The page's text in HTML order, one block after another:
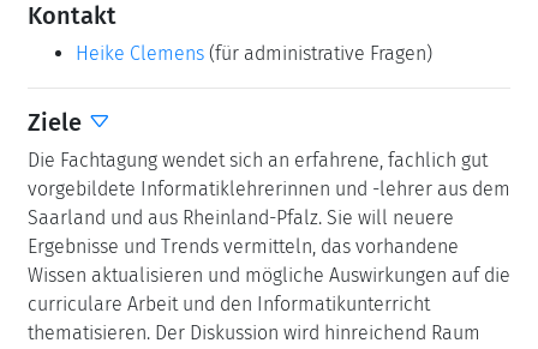
Kontakt
Heike Clemens (für administrative Fragen)
Ziele
Die Fachtagung wendet sich an erfahrene, fachlich gut
vorgebildete Informatiklehrerinnen und -lehrer aus dem
Saarland und aus Rheinland-Pfalz. Sie will neuere
Ergebnisse und Trends vermitteln, das vorhandene
Wissen aktualisieren und mögliche Auswirkungen auf die
curriculare Arbeit und den Informatikunterricht
thematisieren. Der Diskussion wird hinreichend Raum